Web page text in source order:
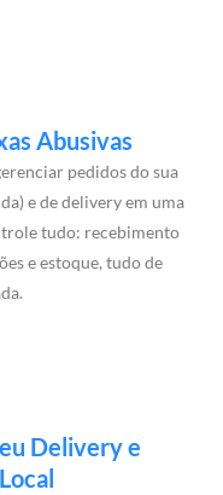
Abusivas
pedidos do sua
e de delivery em uma
tudo: recebimento
e estoque, tudo de
Delivery e